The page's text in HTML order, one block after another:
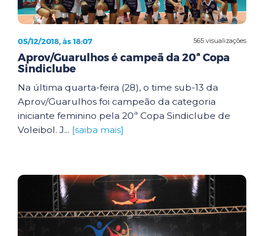
565 visualizações
05/12/2018, às 18:07
Aprov/Guarulhos é campeã da 20ª Copa
Sindiclube
Na última quarta-feira (28), o time sub-13 da
Aprov/Guarulhos foi campeão da categoria
iniciante feminino pela 20ª Copa Sindiclube de
Voleibol. J... [saiba mais]